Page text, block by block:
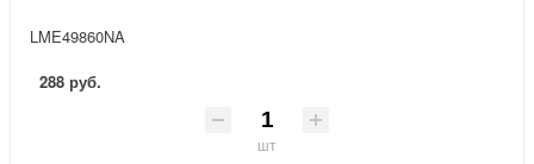
LME49860NA
288 руб.
шт